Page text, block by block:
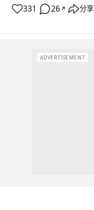
331 26 ↗ 分享
ADVERTISEMENT